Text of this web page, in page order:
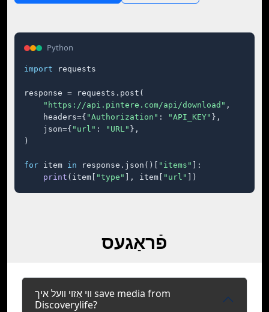
Python
import requests
response = requests.post(
"https://api.pintere.com/api/download" ,
    headers={
"Authorization" : "API_KEY" },
    json={
"url" : "URL" },
)
for item in response.json()[ "items"
]:
print (item[ "type" ], item[ "url" ])
פֿראַגעס
ווי אַזוי װעל איך save media from
Discoverylife?